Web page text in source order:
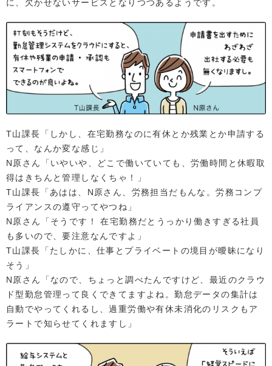
に、欠かせないサービスとなりつつあるようです。
T山課長「しかし、在宅勤務なのに有休とか残業とか申請する
って、なんか変な感じ」
N原さん「いやいや、どこで働いていても、労働時間と休暇取
得はきちんと管理しなくちゃ！」
T山課長「あはは、N原さん、労務担当だもんな。労務コンプ
ライアンスの遵守ってやつね」
N原さん「そうです！ 在宅勤務だとうっかり働きすぎる社員
も多いので、要注意なんですよ」
T山課長「たしかに、仕事とプライベートの境目が曖昧になり
そう」
N原さん「なので、ちょっと調べたんですけど、最近のクラウ
ド型勤怠管理って良くできてますよね。勤怠データの集計は
自動でやってくれるし、過重労働や有休未消化のリスクもア
ラートで知らせてくれますし」